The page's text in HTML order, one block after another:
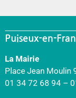
Puiseux-en-
La Mairie
Place Jean Moulin
01 34 72 68 94 –